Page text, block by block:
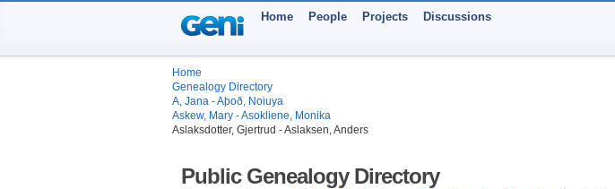
Home People Projects Discussions
Home
Genealogy Directory
A, Jana - Aþoð, Noiuya
Askew, Mary - Asokliene, Monika
Aslaksdotter, Gjertrud - Aslaksen, Anders
Public Genealogy Directory